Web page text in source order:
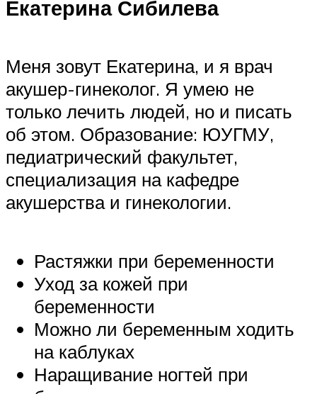
Екатерина Сибилева
Меня зовут Екатерина, и я врач
акушер-гинеколог. Я умею не
только лечить людей, но и писать
об этом. Образование: ЮУГМУ,
педиатрический факультет,
специализация на кафедре
акушерства и гинекологии.
Растяжки при беременности
Уход за кожей при
беременности
Можно ли беременным ходить
на каблуках
Наращивание ногтей при